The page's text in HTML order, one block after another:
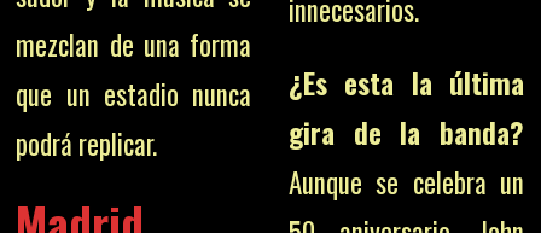
mezclan de una forma
que un estadio nunca
podrá replicar.
innecesarios.
¿Es esta la última
gira de la banda?
Aunque se celebra un